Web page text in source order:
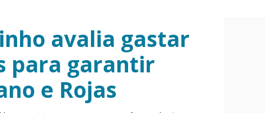
avalia gastar
para garantir
e Rojas